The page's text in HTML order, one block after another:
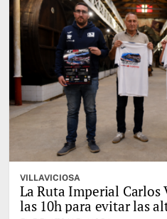
VILLAVICIOSA
La Ruta Imperial Carlos
las 10h para evitar las